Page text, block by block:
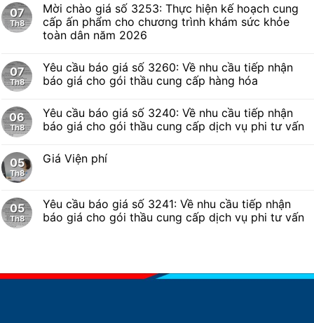
07
Th8
Mời chào giá số 3253: Thực hiện kế hoạch cung
cấp ấn phẩm cho chương trình khám sức khỏe
toàn dân năm 2026
07
Th8
Yêu cầu báo giá số 3260: Về nhu cầu tiếp nhận
báo giá cho gói thầu cung cấp hàng hóa
06
Th8
Yêu cầu báo giá số 3240: Về nhu cầu tiếp nhận
báo giá cho gói thầu cung cấp dịch vụ phi tư vấn
05
Th8
Giá Viện phí
05
Th8
Yêu cầu báo giá số 3241: Về nhu cầu tiếp nhận
báo giá cho gói thầu cung cấp dịch vụ phi tư vấn